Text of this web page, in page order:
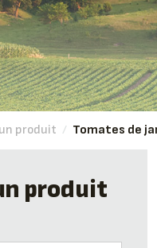
produit / Tomates de
produit